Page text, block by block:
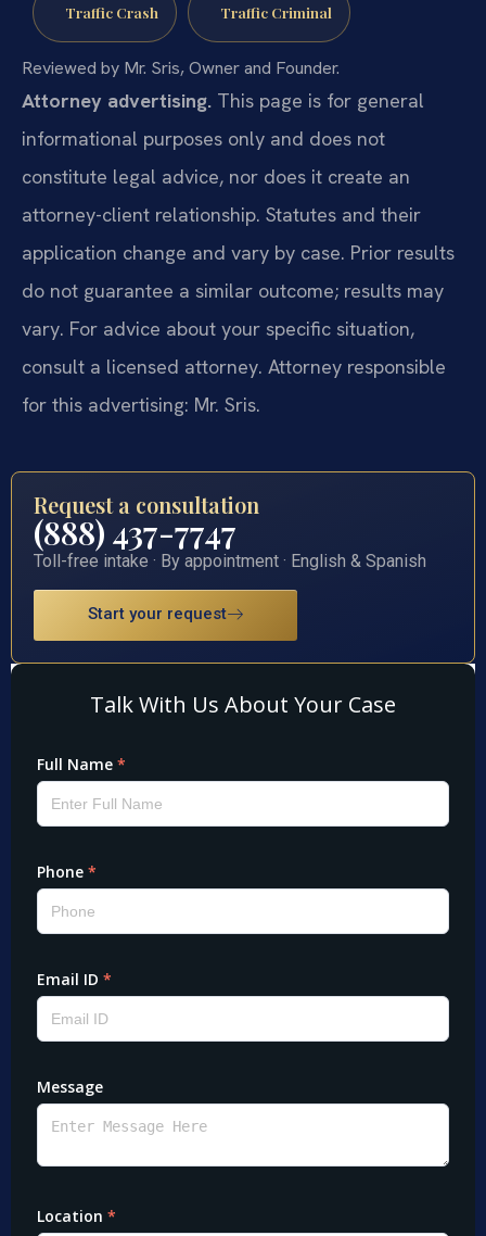
Traffic Crash Traffic Criminal
Reviewed by Mr. Sris, Owner and Founder.
Attorney advertising. This page is for general
informational purposes only and does not
constitute legal advice, nor does it create an
attorney-client relationship. Statutes and their
application change and vary by case. Prior results
do not guarantee a similar outcome; results may
vary. For advice about your specific situation,
consult a licensed attorney. Attorney responsible
for this advertising: Mr. Sris.
Request a consultation
(888) 437-7747
Toll-free intake · By appointment · English & Spanish
Start your request